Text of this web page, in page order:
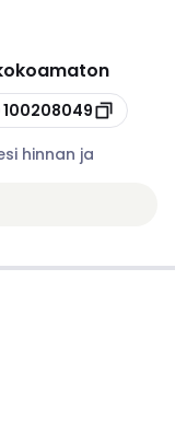
100208049
hinnan ja